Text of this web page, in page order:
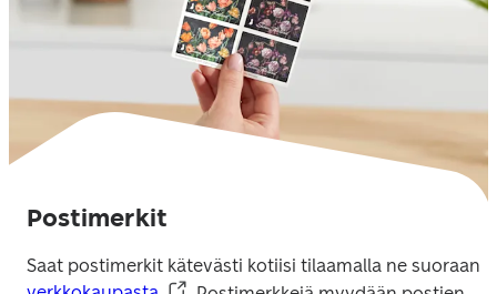
Postimerkit